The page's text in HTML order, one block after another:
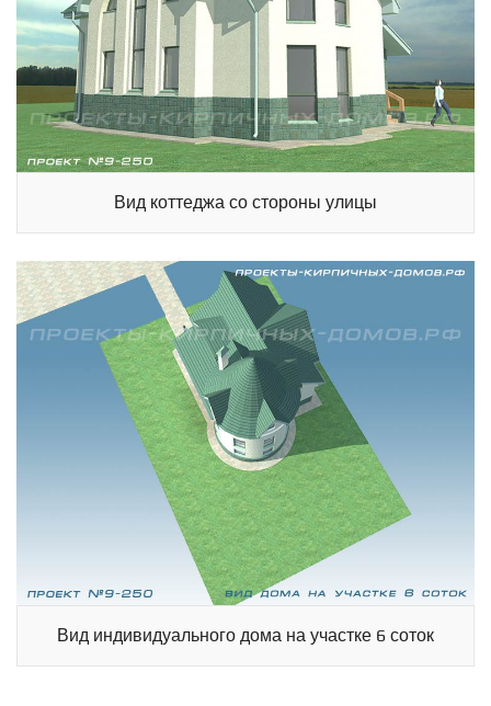
Вид коттеджа со стороны улицы
Вид индивидуального дома на участке 6 соток